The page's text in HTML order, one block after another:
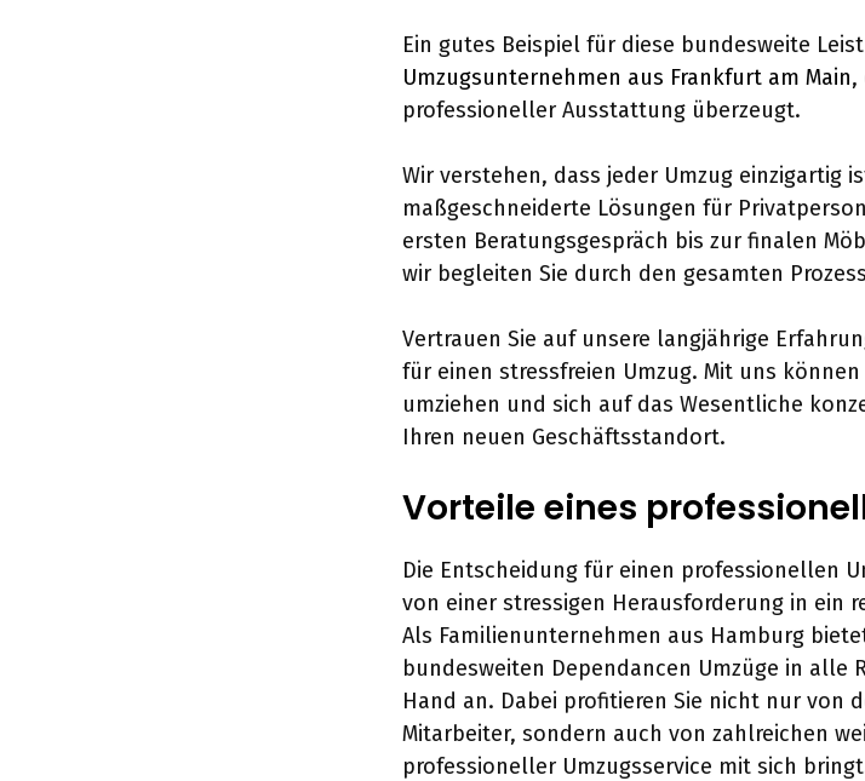
Ein gutes Beispiel für diese bundesweite
Umzugsunternehmen aus Frankfurt am Main,
professioneller Ausstattung überzeugt.
Wir verstehen, dass jeder Umzug einzigartig
maßgeschneiderte Lösungen für
ersten Beratungsgespräch bis zur finalen
wir begleiten Sie durch den gesamten
Vertrauen Sie auf unsere langjährige
für einen stressfreien Umzug. Mit uns
umziehen und sich auf das Wesentliche
Ihren neuen Geschäftsstandort.
Vorteile eines
Die Entscheidung für einen professionellen
von einer stressigen Herausforderung in ein
Als Familienunternehmen aus Hamburg bietet
bundesweiten Dependancen Umzüge in alle
Hand an. Dabei profitieren Sie nicht nur von
Mitarbeiter, sondern auch von zahlreichen
professioneller Umzugsservice mit sich